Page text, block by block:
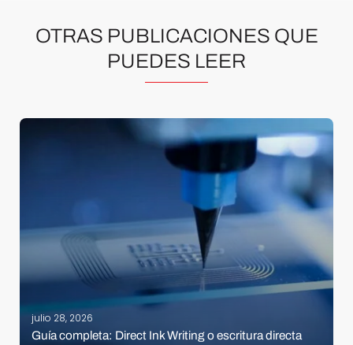
OTRAS PUBLICACIONES QUE
PUEDES LEER
julio 28, 2026
Guía completa: Direct Ink Writing o escritura directa